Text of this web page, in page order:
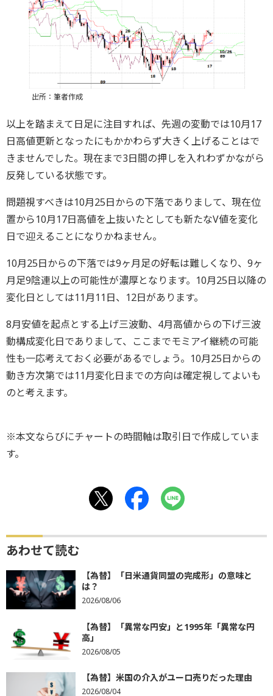
出所：筆者作成
以上を踏まえて日足に注目すれば、先週の変動では10月17
日高値更新となったにもかかわらず大きく上げることはで
きませんでした。現在まで3日間の押しを入れわずかながら
反発している状態です。
問題視すべきは10月25日からの下落でありまして、現在位
置から10月17日高値を上抜いたとしても新たなV値を変化
日で迎えることになりかねません。
10月25日からの下落では9ヶ月足の好転は難しくなり、9ヶ
月足9陰連以上の可能性が濃厚となります。10月25日以降の
変化日としては11月11日、12日があります。
8月安値を起点とする上げ三波動、4月高値からの下げ三波
動構成変化日でありまして、ここまでモミアイ継続の可能
性も一応考えておく必要があるでしょう。10月25日からの
動き方次第では11月変化日までの方向は確定視してよいも
のと考えます。
※本文ならびにチャートの時間軸は取引日で作成していま
す。
あわせて読む
【為替】「日米通貨同盟の完成形」の意味と
は？
2026/08/06
【為替】「異常な円安」と1995年「異常な円
高」
2026/08/05
【為替】米国の介入がユーロ売りだった理由
2026/08/04